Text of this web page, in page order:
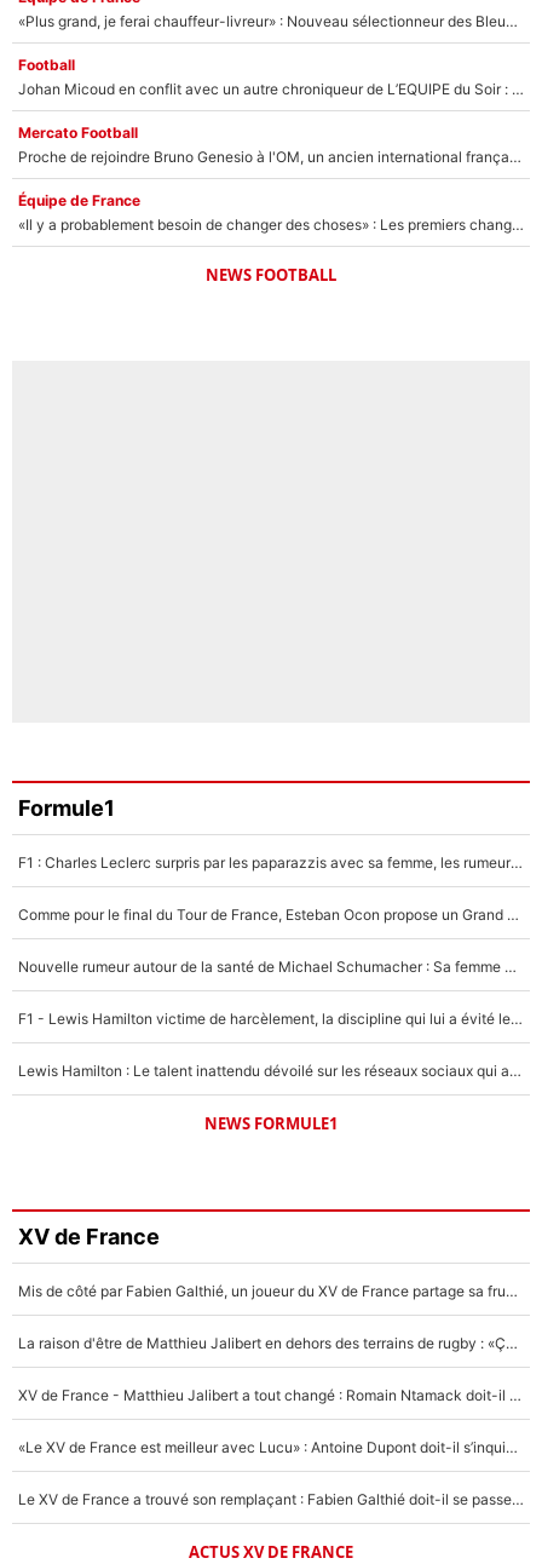
«Plus grand, je ferai chauffeur-livreur» : Nouveau sélectionneur des Bleus, Zinédine Zidane s’était imaginé un avenir très différent lorsqu'il était enfant
Football
Johan Micoud en conflit avec un autre chroniqueur de L’EQUIPE du Soir : «Pendant un moment, je ne les ai pas remis ensemble dans l'émission»
Mercato Football
Proche de rejoindre Bruno Genesio à l'OM, un ancien international français va finalement débarquer... sur RMC !
Équipe de France
«Il y a probablement besoin de changer des choses» : Les premiers changements de Zinedine Zidane en équipe de France sont révélés ?
NEWS FOOTBALL
Formule1
F1 : Charles Leclerc surpris par les paparazzis avec sa femme, les rumeurs étaient vraies !
Comme pour le final du Tour de France, Esteban Ocon propose un Grand Prix de Formule 1 à Paris : «Autour de l’Arc de Triomphe, ce serait génial» !
Nouvelle rumeur autour de la santé de Michael Schumacher : Sa femme Corinna sort du silence
F1 - Lewis Hamilton victime de harcèlement, la discipline qui lui a évité le pire : «J'aurais probablement mal tourné»
Lewis Hamilton : Le talent inattendu dévoilé sur les réseaux sociaux qui a impressionné Kim Kardashian pendant leurs vacances en amoureux !
NEWS FORMULE1
XV de France
Mis de côté par Fabien Galthié, un joueur du XV de France partage sa frustration : «ils ne me l’ont pas dit tout de suite»
La raison d'être de Matthieu Jalibert en dehors des terrains de rugby : «Ça m'atteint autant que si tu touches à un membre de ma famille»
XV de France - Matthieu Jalibert a tout changé : Romain Ntamack doit-il s’inquiéter pour sa place à un an de la Coupe du monde ?
«Le XV de France est meilleur avec Lucu» : Antoine Dupont doit-il s’inquiéter pour sa place ?
Le XV de France a trouvé son remplaçant : Fabien Galthié doit-il se passer d'Antoine Dupont ?
ACTUS XV DE FRANCE